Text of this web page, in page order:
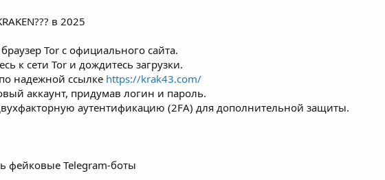
в 2025
Tor с официального сайта.
к сети Tor и дождитесь загрузки.
надежной ссылке https://krak43.com/
аккаунт, придумав логин и пароль.
аутентификацию (2FA) для дополнительной защиты.
фейковые Telegram-боты